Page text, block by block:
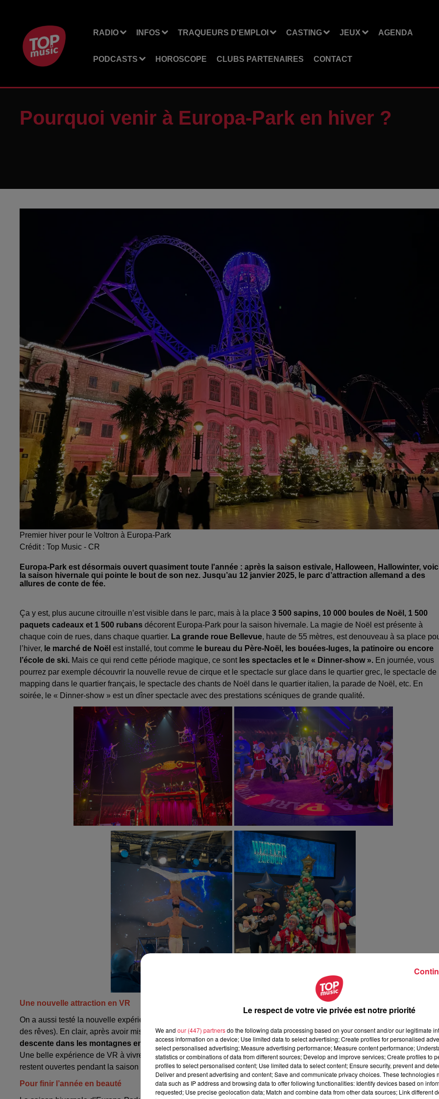
RADIO INFOS TRAQUEURS D'EMPLOI CASTING JEUX AGENDA
PODCASTS HOROSCOPE CLUBS PARTENAIRES CONTACT
Pourquoi venir à Europa-Park en hiver ?
Premier hiver pour le Voltron à Europa-Park
Crédit : Top Music - CR
Europa-Park est désormais ouvert quasiment toute l'année : après la saison estivale, Halloween, Hallowinter,
la saison hivernale qui pointe le bout de son nez. Jusqu’au 12 janvier 2025, le parc d’attraction allemand a des
allures de conte de fée.
Ça y est, plus aucune citrouille n’est visible dans le parc, mais à la place 3 500 sapins, 10 000 boules de Noël, 1 500
paquets cadeaux et 1 500 rubans décorent Europa-Park pour la saison hivernale. La magie de Noël est présente à
chaque coin de rues, dans chaque quartier. La grande roue Bellevue, haute de 55 mètres, est denouveau à sa place
l’hiver, le marché de Noël est installé, tout comme le bureau du Père-Noël, les bouées-luges, la patinoire ou encore
l’école de ski. Mais ce qui rend cette période magique, ce sontles spectacles et le « Dinner-show ». En journée, vous
pourrez par exemple découvrir la nouvelle revue de cirque et le spectacle sur glace dans le quartier grec, le spectacle de
mapping dans le quartier français, le spectacle des chants de Noël dans le quartier italien, la parade de Noël, etc. En
soirée, le « Dinner-show » est un dîner spectacle avec des prestations scéniques de grande qualité.
Une nouvelle attraction en VR
On a aussi testé la nouvelle expérience en réalité virtuelle baptisée
des rêves). En clair, après avoir mis votre casque de réalité virtuelle, vous vous installerez dans une luge pour une
descente dans les montagnes enneigées.Vous passerez par des tunnels de glace, des pistes de ski et de bobsleigh !
Une belle expérience de VR à vivre en famille (+ 4€/personne sur le prix d'entrée). Pour les plus courageux, les
restent ouvertes pendant la saison hivernale (sauf les attractions aquatiques, et en fonction des conditions météo).
Pour finir l’année en beauté
Le respect de votre vie privée est notre priorité
We and our (447) partnersdo the following data processing based on your consent and/or our legitimate
access information on a device; Use limited data to select advertising; Create profiles for personalised
select personalised advertising; Measure advertising performance; Measure content performance;
statistics or combinations of data from different sources; Develop and improve services; Create profiles to
profiles to select personalised content; Use limited data to select content; Ensure security, prevent and
Deliver and present advertising and content; Save and communicate privacy choices. These technologies
data such as IP address and browsing data to offer following functionalities: Identify devices based on
requested; Use precise geolocation data; Match and combine data from other data sources; Link different